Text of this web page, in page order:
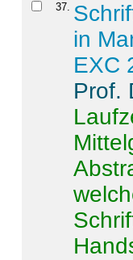
37.
in
EXC
Prof.